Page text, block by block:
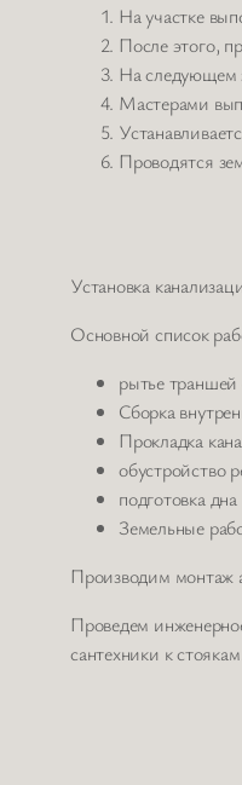
На участке
После этого,
На следующем
Мастерами
Проводятся
Установка
Основной список
рытье
Сборка
Прокладка
обустройство
подготовка
Земельные
Производим монтаж
Проведем
сантехники к